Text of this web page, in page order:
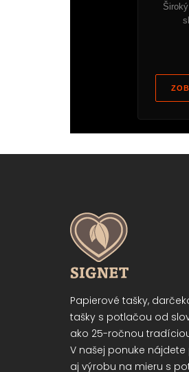
Papierové tašky,
tašky s potlačou od
ako 25-ročnou
V našej ponuke
aj výrobu na mieru s